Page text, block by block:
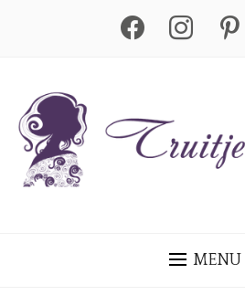
facebook instagram
MENU